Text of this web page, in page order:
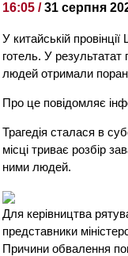
16:05 /31 серпня
У китайській
готель. У результатат
людей отримали
Про це повідомляє
Трагедія сталася в
місці триває розбір
ними людей.
Для керівництва
представники
Причини обвалення